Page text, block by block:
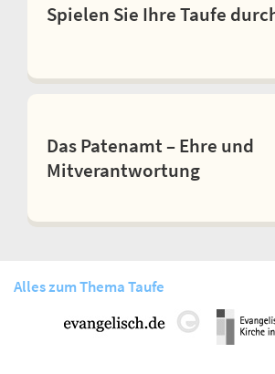
Spielen Sie Ihre Taufe
Das Patenamt – Ehre und
Mitverantwortung
Alles zum Thema Taufe